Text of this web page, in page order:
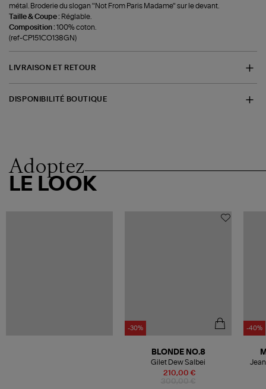
métal. Broderie du slogan "Not From Paris Madame" sur le devant.
Taille & Coupe : Réglable.
Composition :100% coton.
(ref-CP151CO138GN)
LIVRAISON ET RETOUR
DISPONIBILITÉ BOUTIQUE
Adoptez
LE LOOK
-30%
210,00 €
BLONDE NO.8
Gilet Dew Salbei
-40%